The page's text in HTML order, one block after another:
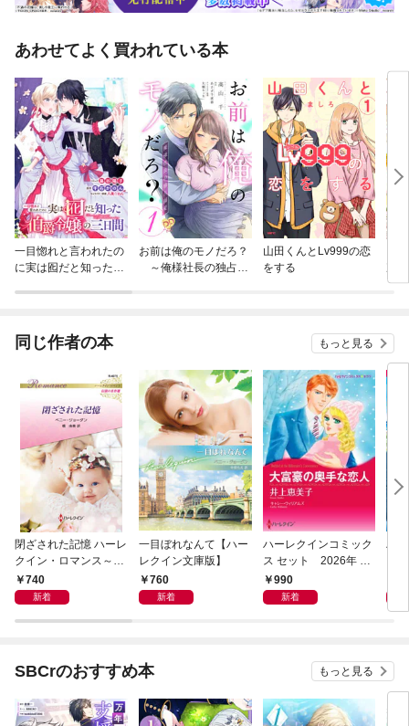
あわせてよく買われている本
一目惚れと言われたの
に実は囮だと知った伯
お前は俺のモノだろ？
～俺様社長の独占溺
山田くんとLv999の恋
をする
そ
同じ作者の本 もっと見る
閉ざされた記憶 ハーレ
クイン・ロマンス～伝
説の名作選～【ハーレ
クイン・ロマンス版】
740
新着
一目ぼれなんて【ハー
レクイン文庫版】
760
新着
ハーレクインコミック
ス セット 2026年 vo
l.949
990
新着
ハ
SBCrのおすすめ本 もっと見る